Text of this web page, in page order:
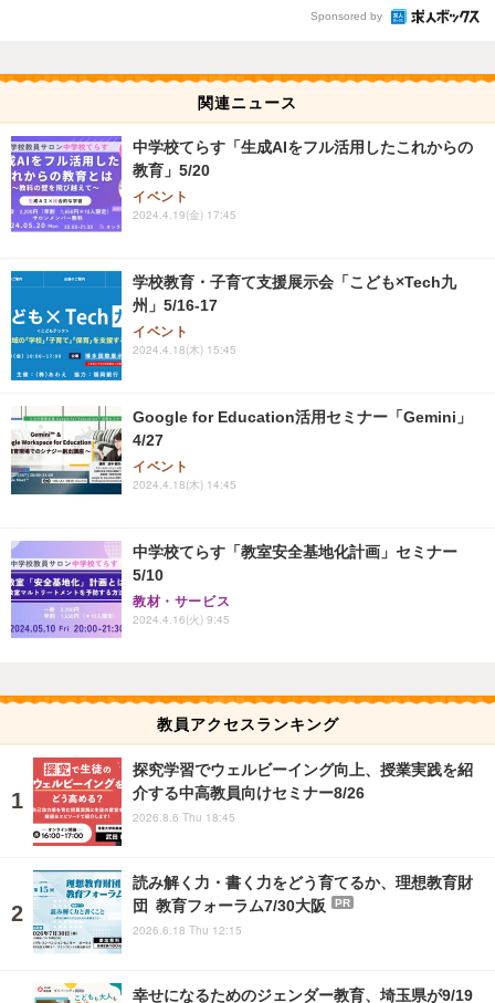
Sponsored by
関連ニュース
中学校てらす「生成AIをフル活用したこれからの
教育」5/20
イベント
2024.4.19(金) 17:45
学校教育・子育て支援展示会「こども×Tech九
州」5/16-17
イベント
2024.4.18(木) 15:45
Google for Education活用セミナー「Gemini」
4/27
イベント
2024.4.18(木) 14:45
中学校てらす「教室安全基地化計画」セミナー
5/10
教材・サービス
2024.4.16(火) 9:45
教員アクセスランキング
探究学習でウェルビーイング向上、授業実践を紹
介する中高教員向けセミナー8/26
2026.8.6 Thu 18:45
読み解く力・書く力をどう育てるか、理想教育財
団 教育フォーラム7/30大阪
PR
2026.6.18 Thu 12:15
幸せになるためのジェンダー教育、埼玉県が9/19